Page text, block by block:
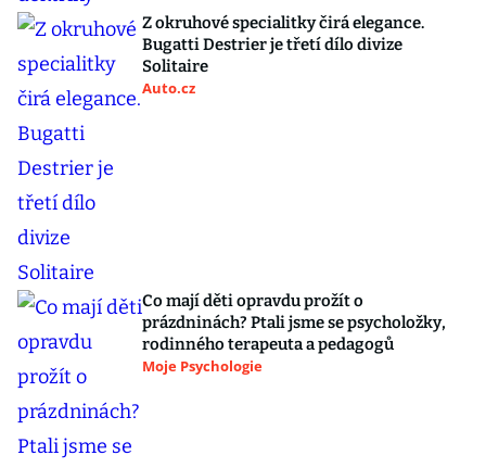
Z okruhové specialitky čirá elegance.
Bugatti Destrier je třetí dílo divize
Solitaire
Auto.cz
Co mají děti opravdu prožít o
prázdninách? Ptali jsme se psycholožky,
rodinného terapeuta a pedagogů
Moje Psychologie